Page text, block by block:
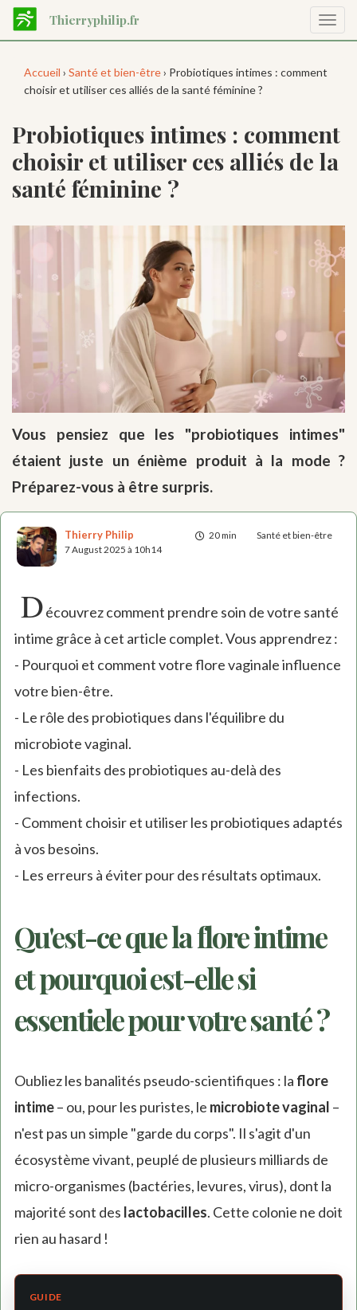
Aller
contenu
Thierryphilip.fr
la
Accueil › Santé et bien-être› Probiotiques intimes : comment
choisir et utiliser ces alliés de la santé féminine ?
Probiotiques intimes : comment
choisir et utiliser ces alliés de la
santé féminine ?
Vous pensiez que les "probiotiques intimes"
étaient juste un énième produit à la mode ?
Préparez-vous à être surpris.
20 min Santé et bien-être
Thierry Philip
7 August 2025 à 10h14
Découvrez comment prendre soin de votre santé
intime grâce à cet article complet. Vous apprendrez :
- Pourquoi et comment votre flore vaginale influence
votre bien-être.
- Le rôle des probiotiques dans l'équilibre du
microbiote vaginal.
- Les bienfaits des probiotiques au-delà des
infections.
- Comment choisir et utiliser les probiotiques adaptés
à vos besoins.
- Les erreurs à éviter pour des résultats optimaux.
Qu'est-ce que la flore intime
et pourquoi est-elle si
essentiele pour votre santé ?
Oubliez les banalités pseudo-scientifiques : la flore
intime– ou, pour les puristes, le microbiote vaginal –
n'est pas un simple "garde du corps". Il s'agit d'un
écosystème vivant, peuplé de plusieurs milliards de
micro-organismes (bactéries, levures, virus), dont la
majorité sont des lactobacilles. Cette colonie ne doit
rien au hasard !
GUIDE